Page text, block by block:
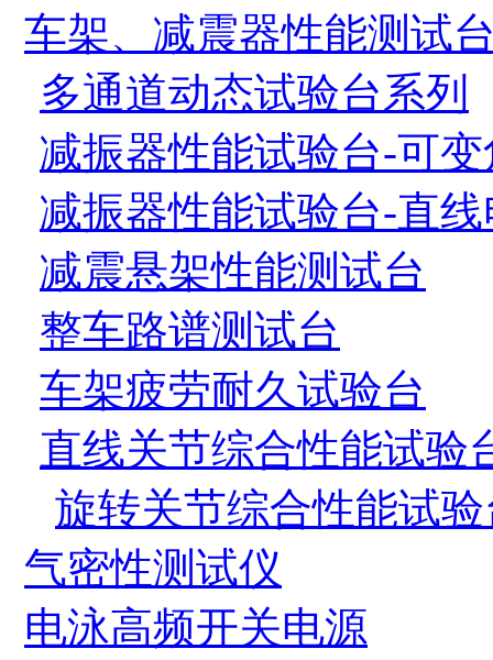
车架、减震器性能测试
多通道动态试验台系列
减振器性能试验台-可
减振器性能试验台-直
减震悬架性能测试台
整车路谱测试台
车架疲劳耐久试验台
直线关节综合性能试验
旋转关节综合性能试
气密性测试仪
电泳高频开关电源